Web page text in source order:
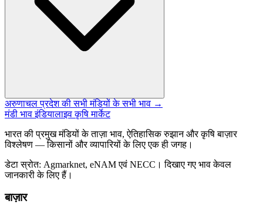
अरुणाचल प्रदेश की सभी मंडियों के सभी भाव →
मंडी भाव इंडियालाइव कृषि मार्केट
भारत की प्रमुख मंडियों के ताज़ा भाव, ऐतिहासिक रुझान और कृषि बाज़ार
विश्लेषण — किसानों और व्यापारियों के लिए एक ही जगह।
डेटा स्रोत: Agmarknet, eNAM एवं NECC। दिखाए गए भाव केवल
जानकारी के लिए हैं।
बाज़ार